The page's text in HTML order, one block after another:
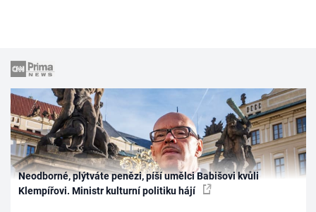
Neodborné, plýtváte penězi, píší umělci Babišovi kvůli
Klempířovi. Ministr kulturní politiku hájí